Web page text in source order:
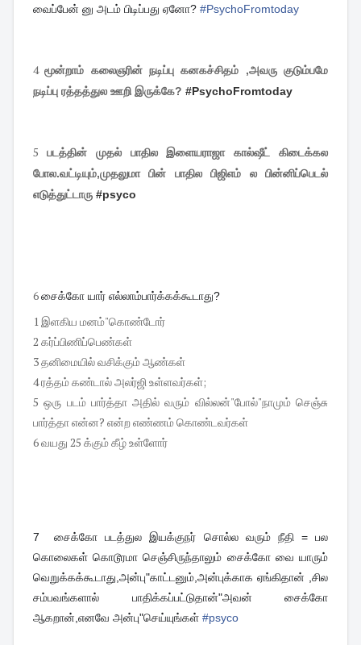
வைப்பேன் னு அடம் பிடிப்பது ஏனோ? #PsychoFromtoday
4மூன்றாம் கலைஞரின் நடிப்பு கனகச்சிதம் ,அவரு குடும்பமே
நடிப்பு ரத்தத்துல ஊறி இருக்கே? #PsychoFromtoday
5
படத்தின் முதல் பாதில இளையராஜா கால்ஷீட் கிடைக்கல
போல.வட்டியும்,முதலுமா பின் பாதில பிஜிஎம் ல பின்னிப்பெடல்
எடுத்துட்டாரு #psyco
6சைக்கோ யார் எல்லாம்பார்க்கக்கூடாது?
1 இளகிய மனம்"கொண்டோர்
2 கர்ப்பிணிப்பெண்கள்
3 தனிமையில் வசிக்கும் ஆண்கள்
4 ரத்தம் கண்டால் அலர்ஜி உள்ளவர்கள்;
5 ஒரு படம் பார்த்தா அதில் வரும் வில்லன்"போல்"நாமும் செஞ்சு
பார்த்தா என்ன? என்ற எண்ணம் கொண்டவர்கள்
6 வயது 25 க்கும் கீழ் உள்ளோர்
7சைக்கோ படத்துல இயக்குநர் சொல்ல வரும் நீதி = பல
கொலைகள் கொடூரமா செஞ்சிருந்தாலும் சைக்கோ வை யாரும்
வெறுக்கக்கூடாது,அன்பு"காட்டனும்,அன்புக்காக ஏங்கிதான் ,சில
சம்பவங்களால் பாதிக்கப்பட்டுதான்"அவன் சைக்கோ
ஆகறான்,எனவே அன்பு"செய்யுங்கள் #psyco